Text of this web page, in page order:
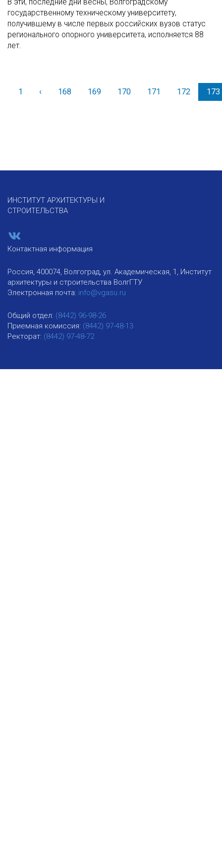
В эти, последние дни весны, Волгоградскому
государственному техническому университету,
получившему в числе первых российских вузов статус
регионального опорного университета, исполняется 88
лет.
1 ‹Назад168 169 170 171 172 173
ИНСТИТУТ АРХИТЕКТУРЫ И
СТРОИТЕЛЬСТВА
Контактная информация
Россия, 400074, Волгоград, ул. Академическая, 1, Институт
архитектуры и строительства ВолгГТУ
Электронная почта: info@vgasu.ru
Общий отдел: (8442) 96-98-26
Приемная комиссия: (8442) 97-48-13
Ректорат: (8442) 97-48-72